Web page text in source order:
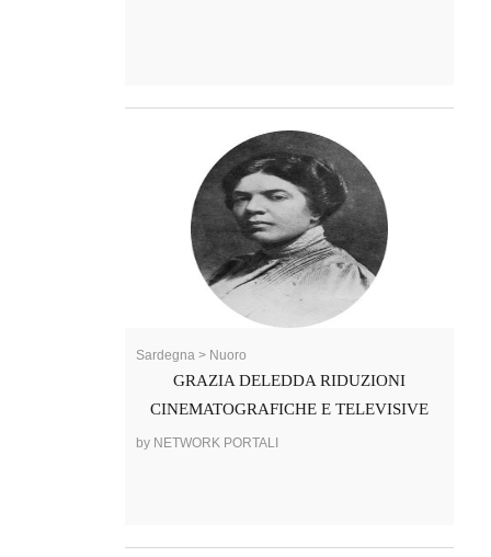
Sardegna > Nuoro
GRAZIA DELEDDA RIDUZIONI
CINEMATOGRAFICHE E TELEVISIVE
by NETWORK PORTALI